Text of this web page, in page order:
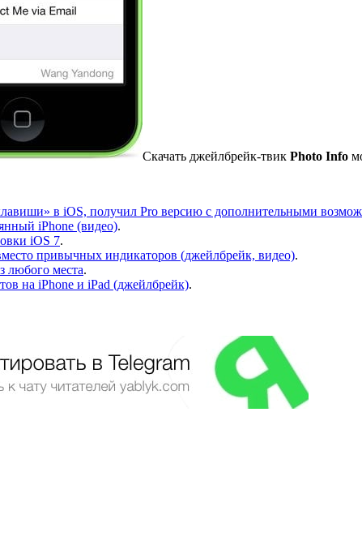
Скачать джейлбрейк-твик Photo Info
в iOS, получил Pro версию с дополнительными
iPhone (видео).
iOS 7.
привычных индикаторов (джейлбрейк, видео).
любого места.
на iPhone и iPad (джейлбрейк).